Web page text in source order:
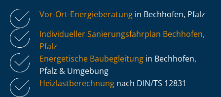
Vor-Ort-Energieberatung in Bechhofen, Pfalz
Individueller Sa­nie­rungs­fahr­plan Bechhofen,
Pfalz
Energetische Baubegleitung in Bechhofen,
Pfalz & Umgebung
Heiz­last­be­rech­nung nach DIN/TS 12831